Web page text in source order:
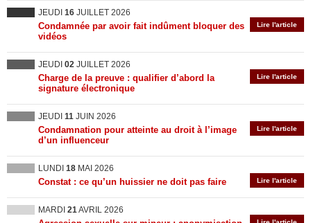
JEUDI 16 JUILLET 2026
Lire l'article
Condamnée par avoir fait indûment bloquer des
vidéos
JEUDI 02 JUILLET 2026
Lire l'article
Charge de la preuve : qualifier d’abord la
signature électronique
JEUDI 11 JUIN 2026
Lire l'article
Condamnation pour atteinte au droit à l’image
d’un influenceur
LUNDI 18 MAI 2026
Lire l'article
Constat : ce qu’un huissier ne doit pas faire
MARDI 21AVRIL 2026